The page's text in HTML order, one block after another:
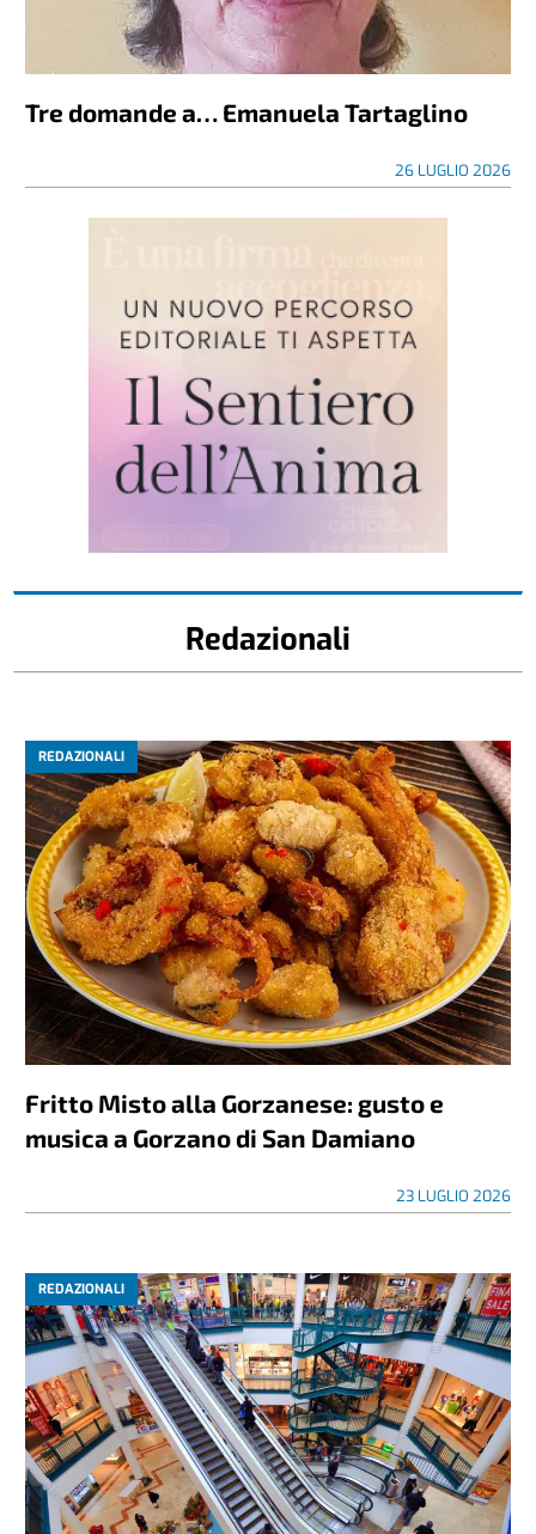
Tre domande a… Emanuela Tartaglino
26 LUGLIO 2026
Redazionali
REDAZIONALI
Fritto Misto alla Gorzanese: gusto e
musica a Gorzano di San Damiano
23 LUGLIO 2026
REDAZIONALI